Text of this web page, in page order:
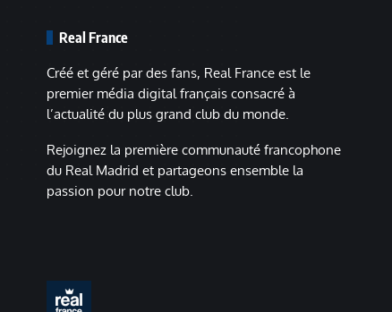
Real France
Créé et géré par des fans, Real France est le
premier média digital français consacré à
l’actualité du plus grand club du monde.
Rejoignez la première communauté francophone
du Real Madrid et partageons ensemble la
passion pour notre club.